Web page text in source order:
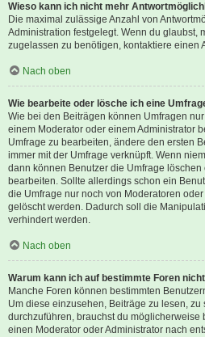
Wieso kann ich nicht mehr
Die maximal zulässige Anzahl von
Administration festgelegt. Wenn du glaubst,
zugelassen zu benötigen, kontaktiere einen
Nach oben
Wie bearbeite oder lösche ich eine
Wie bei den Beiträgen können Umfragen
einem Moderator oder einem Administrator
Umfrage zu bearbeiten, ändere den ersten
immer mit der Umfrage verknüpft. Wenn
dann können Benutzer die Umfrage
bearbeiten. Sollte allerdings schon ein
die Umfrage nur noch von Moderatoren
gelöscht werden. Dadurch soll die
verhindert werden.
Nach oben
Warum kann ich auf bestimmte Foren
Manche Foren können bestimmten
Um diese einzusehen, Beiträge zu lesen,
durchzuführen, brauchst du möglicherweise
einen Moderator oder Administrator nach